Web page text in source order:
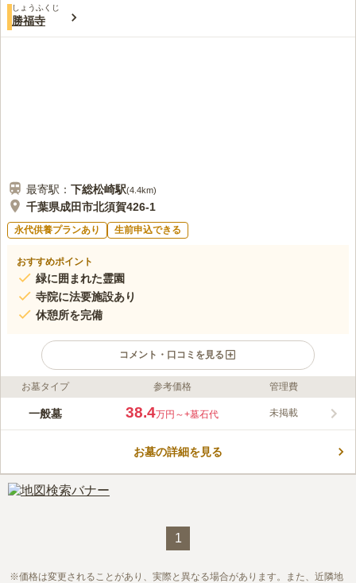
しょうふくじ
勝福寺
最寄駅： 下総松崎駅(4.4km)
千葉県成田市北須賀426-1
永代供養プランあり 生前申込できる
おすすめポイント
緑に囲まれた霊園
寺院に法要施設あり
休憩所を完備
コメント・口コミを見る
ライフドット編集部のコメント
千葉県成田市北須賀にある、勝福寺が管理する寺内墓地です。
もしっかり完備されています。 法要施設、休憩所などの施設も
は駐車場が完備しているので、遠方より車でお墓参りしたい方に
は安心できます。
口コミ評価
お墓タイプ 参考価格 管理費
一般墓 38.4万円～+墓石代 未掲載
お墓の詳細を見る
1
価格は変更されることがあり、実際と異なる場合があります。また、近隣地